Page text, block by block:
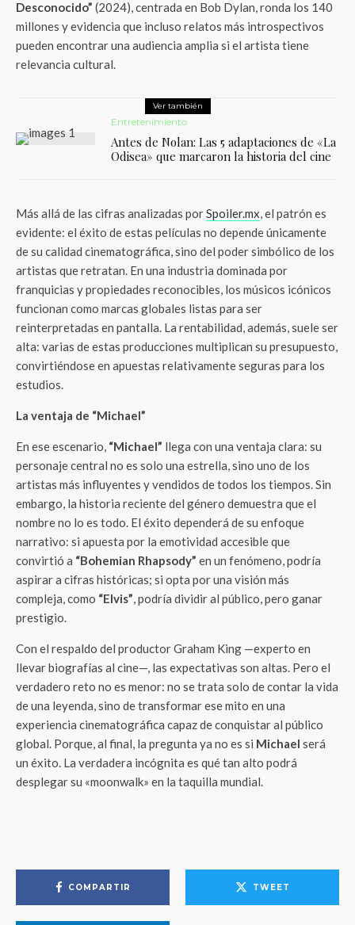
Desconocido” (2024), centrada en Bob Dylan, ronda los 140
millones y evidencia que incluso relatos más introspectivos
pueden encontrar una audiencia amplia si el artista tiene
relevancia cultural.
Ver también
Entretenimiento
Antes de Nolan: Las 5 adaptaciones de «La
Odisea» que marcaron la historia del cine
Más allá de las cifras analizadas porSpoiler.mx, el patrón es
evidente: el éxito de estas películas no depende únicamente
de su calidad cinematográfica, sino del poder simbólico de los
artistas que retratan. En una industria dominada por
franquicias y propiedades reconocibles, los músicos icónicos
funcionan como marcas globales listas para ser
reinterpretadas en pantalla. La rentabilidad, además, suele ser
alta: varias de estas producciones multiplican su presupuesto,
convirtiéndose en apuestas relativamente seguras para los
estudios.
La ventaja de “Michael”
En ese escenario, “Michael” llega con una ventaja clara: su
personaje central no es solo una estrella, sino uno de los
artistas más influyentes y vendidos de todos los tiempos. Sin
embargo, la historia reciente del género demuestra que el
nombre no lo es todo. El éxito dependerá de su enfoque
narrativo: si apuesta por la emotividad accesible que
convirtió a “Bohemian Rhapsody” en un fenómeno, podría
aspirar a cifras históricas; si opta por una visión más
compleja, como “Elvis”, podría dividir al público, pero ganar
prestigio.
Con el respaldo del productor Graham King —experto en
llevar biografías al cine—, las expectativas son altas. Pero el
verdadero reto no es menor: no se trata solo de contar la vida
de una leyenda, sino de transformar ese mito en una
experiencia cinematográfica capaz de conquistar al público
global. Porque, al final, la pregunta ya no es si Michael será
un éxito. La verdadera incógnita es qué tan alto podrá
desplegar su «moonwalk» en la taquilla mundial.
COMPARTIR TWEET